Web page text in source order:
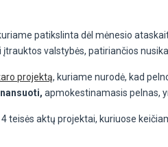
patikslinta dėl mėnesio
valstybės, patiriančios
projektą, kuriame nurodė, kad
apmokestinamasis pelnas,
teisės aktų projektai, kuriuose